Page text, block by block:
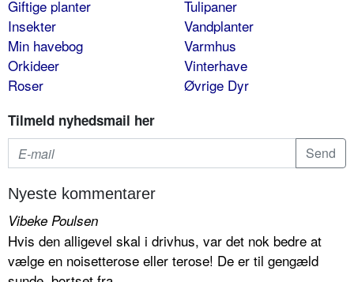
Giftige planter
Insekter
Min havebog
Orkideer
Roser
Tulipaner
Vandplanter
Varmhus
Vinterhave
Øvrige Dyr
Tilmeld nyhedsmail her
Nyeste kommentarer
Vibeke Poulsen
Hvis den alligevel skal i drivhus, var det nok bedre at
vælge en noisetterose eller terose! De er til gengæld